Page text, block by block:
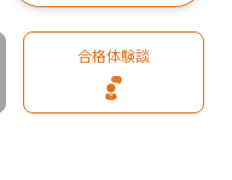
合格体験談